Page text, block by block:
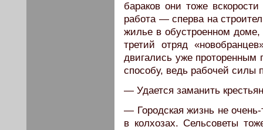
бараков они тоже
работа — сперва на
жилье в обустроенном
третий отряд
двигались уже
способу, ведь рабочей силы
— Удается заманить
— Городская жизнь не
в колхозах. Сельсоветы